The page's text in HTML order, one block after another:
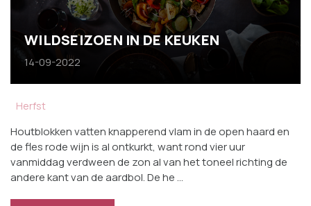
WILDSEIZOEN IN DE KEUKEN
14-09-2022
Herfst
Houtblokken vatten knapperend vlam in de open haard en
de fles rode wijn is al ontkurkt, want rond vier uur
vanmiddag verdween de zon al van het toneel richting de
andere kant van de aardbol. De he …